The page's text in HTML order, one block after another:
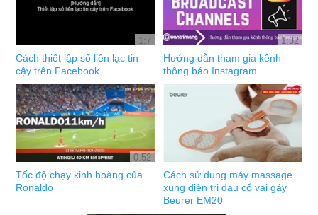
1:7
Cách thiết lập số liên lạc tin
cậy trên Facebook
1:32
Hướng dẫn tham gia kênh
thông báo Instagram
0:52
Tốc độ chạy kinh hoàng của
Ronaldo
Cách sử dụng máy massage
xung điện trị đau cổ vai gáy
Beurer EM20